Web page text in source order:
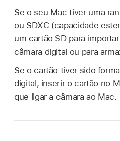
Se o seu Mac tiver uma
ou SDXC (capacidade
um cartão SD para
câmara digital ou para
Se o cartão tiver sido
digital, inserir o cartão no
que ligar a câmara ao Mac.